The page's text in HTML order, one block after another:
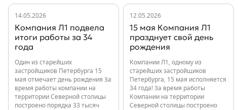
14.05.2026
Компания Л1 подвела
итоги работы за 34
года
Один из старейших
застройщиков Петербурга 15
мая отмечает день рождения За
время работы компании на
территории Северной столицы
построено порядка 33 тысяч
12.05.2026
15 мая Компания Л1
празднует свой день
рождения
Компании Л1, одному из
старейших застройщиков
Петербурга, 15 мая исполняется
34 года! За время работы
Компании на территории
Северной столицы построено